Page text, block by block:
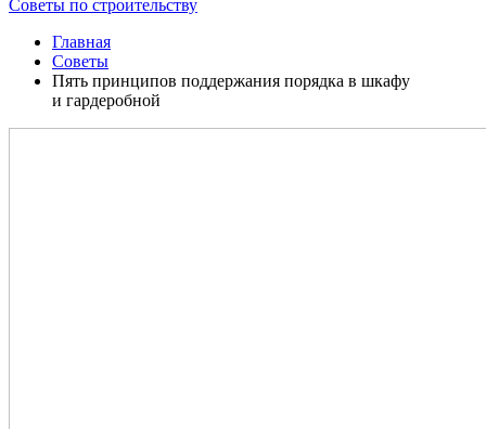
Советы по строительству
Главная
Советы
Пять принципов поддержания порядка в шкафу
и гардеробной